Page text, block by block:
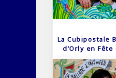
La Cubipostale
d’Orly en